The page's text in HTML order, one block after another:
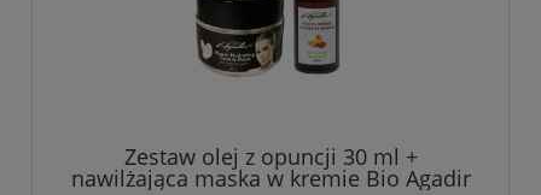
Zestaw olej z opuncji 30 ml +
nawilżająca maska w kremie Bio Agadir